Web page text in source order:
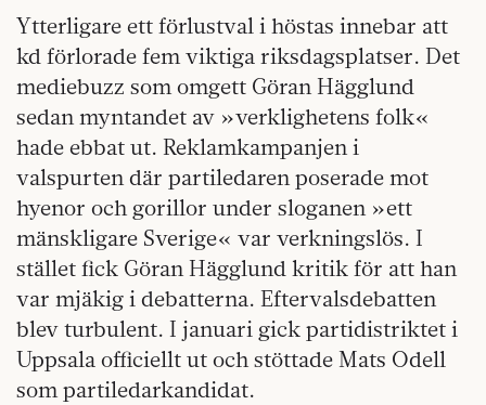
Ytterligare ett förlustval i höstas innebar att
kd förlorade fem viktiga riksdagsplatser. Det
mediebuzz som omgett Göran Hägglund
sedan myntandet av »verklighetens folk«
hade ebbat ut. Reklamkampanjen i
valspurten där partiledaren poserade mot
hyenor och gorillor under sloganen »ett
mänskligare Sverige« var verkningslös. I
stället fick Göran Hägglund kritik för att han
var mjäkig i debatterna. Eftervalsdebatten
blev turbulent. I januari gick partidistriktet i
Uppsala officiellt ut och stöttade Mats Odell
som partiledarkandidat.